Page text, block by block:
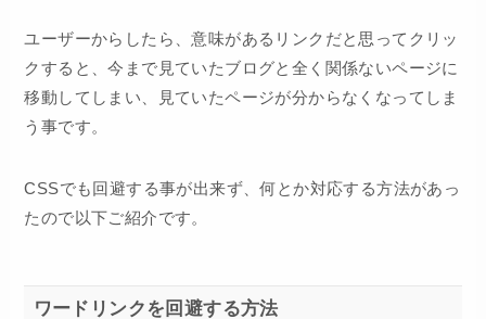
ユーザーからしたら、意味があるリンクだと思ってクリッ
クすると、今まで見ていたブログと全く関係ないページに
移動してしまい、見ていたページが分からなくなってしま
う事です。
CSSでも回避する事が出来ず、何とか対応する方法があっ
たので以下ご紹介です。
ワードリンクを回避する方法